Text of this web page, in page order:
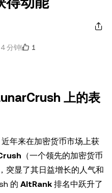
分钟 1
上的表
年来在加密货币市场上获
（一个领先的加密货币
突显了其日益增长的人气和
的 AltRank 排名中跃升了